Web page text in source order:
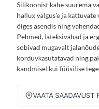
Silikoonist kahe suurema
hallux valgus’e ja
õiges asendis ning
Pehmed, lateksivabad ja
sobivad mugavalt
korduvkasutatavad ning
kandmisel kui füüsilise
VAATA SAADAVUST